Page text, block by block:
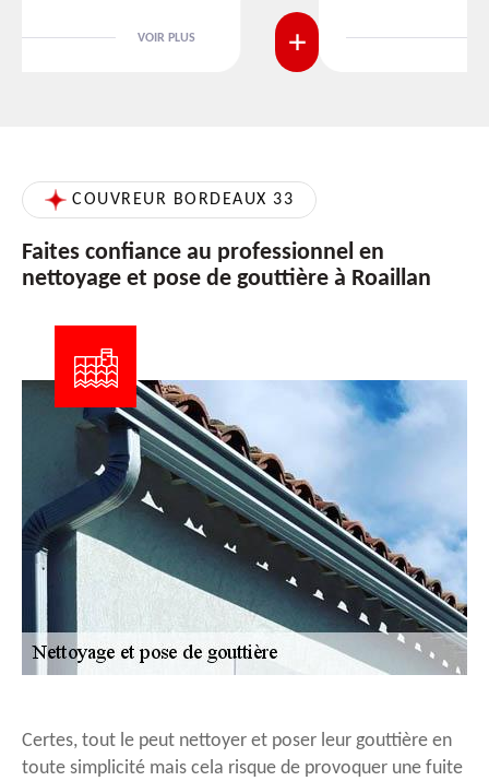
VOIR PLUS
COUVREUR BORDEAUX 33
Faites confiance au professionnel en
nettoyage et pose de gouttière à Roaillan
Certes, tout le peut nettoyer et poser leur gouttière en
toute simplicité mais cela risque de provoquer une fuite